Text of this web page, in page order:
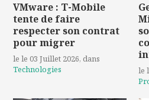
VMware : T-Mobile
tente de faire
respecter son contrat
pour migrer
le le 03 Juillet 2026, dans
Technologies
le